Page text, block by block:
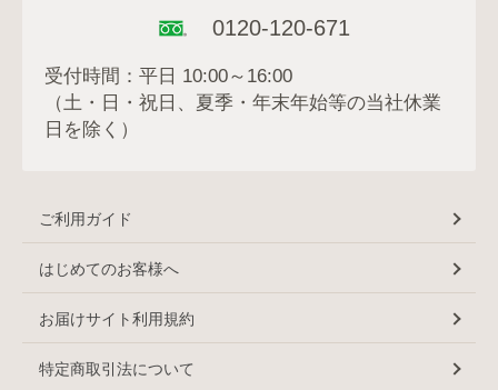
0120-120-671
受付時間：平日 10:00～16:00
（土・日・祝日、夏季・年末年始等の当社休業
日を除く）
ご利用ガイド
はじめてのお客様へ
お届けサイト利用規約
特定商取引法について